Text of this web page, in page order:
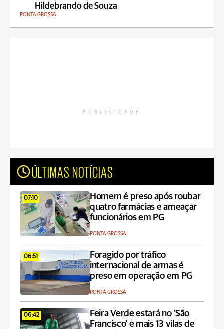
Hildebrando de Souza
PONTA GROSSA
PUBLICIDADE
ÚLTIMAS NOTÍCIAS
07:10
Homem é preso após roubar
quatro farmácias e ameaçar
funcionários em PG
PONTA GROSSA
06:51
Foragido por tráfico
internacional de armas é
preso em operação em PG
PONTA GROSSA
06:42
Feira Verde estará no 'São
Francisco' e mais 13 vilas de